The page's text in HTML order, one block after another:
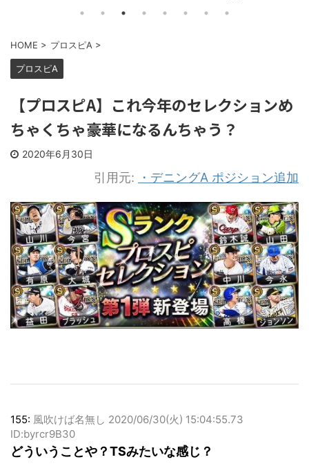
HOME > プロスピA
プロスピA
【プロスピA】これ今年のセレクションめ
ちゃくちゃ豪華になるんちゃう？
155:風吹けば名無し
ID:byrcr9B30